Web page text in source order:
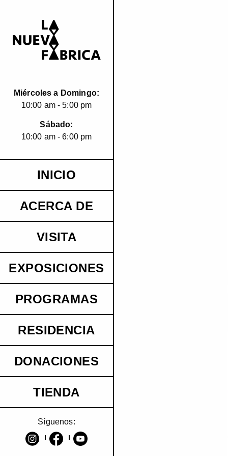
Miércoles a Domingo:
10:00 am - 5:00 pm
Sábado:
10:00 am - 6:00 pm
INICIO
ACERCA DE
VISITA
EXPOSICIONES
PROGRAMAS
RESIDENCIA
DONACIONES
TIENDA
Síguenos: